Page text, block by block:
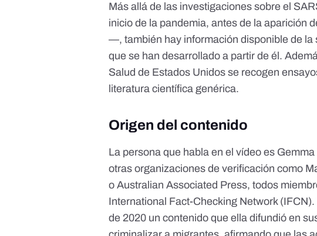
Más allá de las investigaciones sobre el
inicio de la pandemia, antes de la aparición
—, también hay información disponible de la
que se han desarrollado a partir de él.
Salud de Estados Unidos se recogen
literatura científica genérica.
Origen del contenido
La persona que habla en el vídeo es
otras organizaciones de verificación como
oAustralian Associated Press, todos
International Fact-Checking Network
de 2020 un contenido que ella difundió en